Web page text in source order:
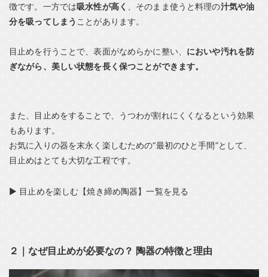
徴です。一方では吸水性が高く 、そのまま使うと料理の汁気や油
分を吸ってしまう ことがあります。
目止めを行うことで、表面がなめらかに整い、 においや汚れを防
ぎながら、美しい状態を長く保つことができます。
また、目止めをすることで、うつわが割れにくくなるという効果
もあります。
お気に入りの器を末永く楽しむための“最初のひと手間”として、
目止めはとても大切な工程です。
▶ 目止めを楽しむ【焼き締め陶器】一覧を見る
２｜なぜ目止めが必要なの？ 陶器の特徴と理由